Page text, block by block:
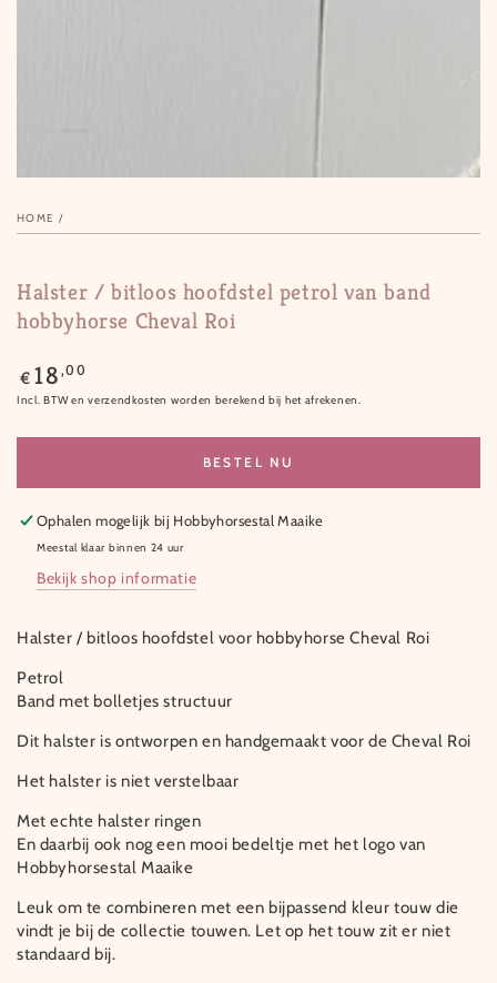
HOME /
Halster / bitloos hoofdstel petrol van band
hobbyhorse Cheval Roi
Normale
prijs
€ 18,00
Incl. BTW en verzendkosten worden berekend bij het afrekenen.
BESTEL NU
Ophalen mogelijk bij Hobbyhorsestal Maaike
Meestal klaar binnen 24 uur
Bekijk shop informatie
Halster / bitloos hoofdstel voor hobbyhorse Cheval Roi
Petrol
Band met bolletjes structuur
Dit halster is ontworpen en handgemaakt voor de Cheval Roi
Het halster is niet verstelbaar
Met echte halster ringen
En daarbij ook nog een mooi bedeltje met het logo van
Hobbyhorsestal Maaike
Leuk om te combineren met een bijpassend kleur touw die
vindt je bij de collectie touwen. Let op het touw zit er niet
standaard bij.